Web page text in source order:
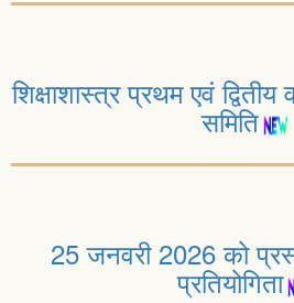
शिक्षाशास्त्र प्रथम एवं द्वितीय
समिति
25 जनवरी 2026 को
प्रतियोगिता